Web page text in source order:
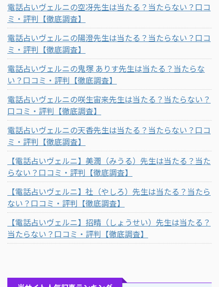
電話占いヴェルニの空冴先生は当たる？当たらない？口コ
ミ・評判【徹底調査】
電話占いヴェルニの陽澄先生は当たる？当たらない？口コ
ミ・評判【徹底調査】
電話占いヴェルニの鬼塚 ありす先生は当たる？当たらな
い？口コミ・評判【徹底調査】
電話占いヴェルニの咲生宙来先生は当たる？当たらない？
口コミ・評判【徹底調査】
電話占いヴェルニの天香先生は当たる？当たらない？口コ
ミ・評判【徹底調査】
【電話占いヴェルニ】美潤（みうる）先生は当たる？当た
らない？口コミ・評判【徹底調査】
【電話占いヴェルニ】社（やしろ）先生は当たる？当たら
ない？口コミ・評判【徹底調査】
【電話占いヴェルニ】招晴（しょうせい）先生は当たる？
当たらない？口コミ・評判【徹底調査】